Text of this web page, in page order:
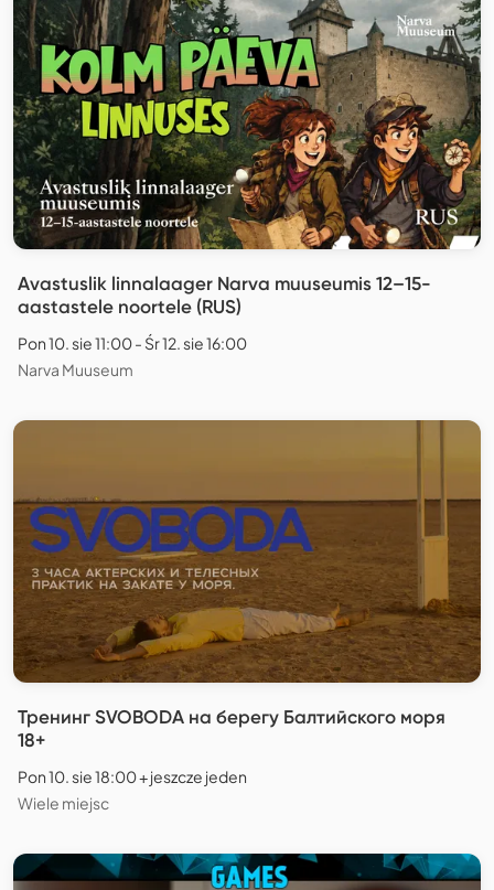
Avastuslik linnalaager Narva muuseumis 12–15-
aastastele noortele (RUS)
Pon 10. sie 11:00 - Śr 12. sie 16:00
Narva Muuseum
Тренинг SVOBODA на берегу Балтийского моря
18+
Pon 10. sie 18:00 + jeszcze jeden
Wiele miejsc